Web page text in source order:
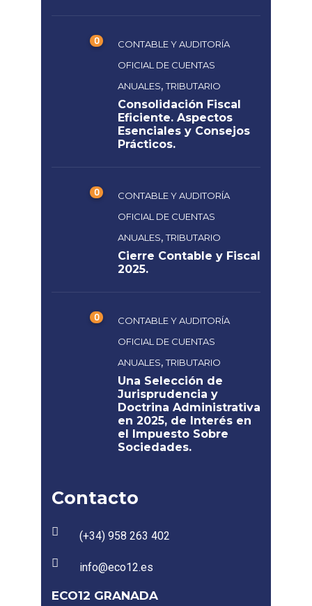
0
CONTABLE Y AUDITORÍA
OFICIAL DE CUENTAS
ANUALES,TRIBUTARIO
Consolidación Fiscal
Eficiente. Aspectos
Esenciales y Consejos
Prácticos.
0
CONTABLE Y AUDITORÍA
OFICIAL DE CUENTAS
ANUALES,TRIBUTARIO
Cierre Contable y Fiscal
2025.
0
CONTABLE Y AUDITORÍA
OFICIAL DE CUENTAS
ANUALES,TRIBUTARIO
Una Selección de
Jurisprudencia y
Doctrina Administrativa
en 2025, de Interés en
el Impuesto Sobre
Sociedades.
Contacto
(+34) 958 263 402
info@eco12.es
ECO12 GRANADA